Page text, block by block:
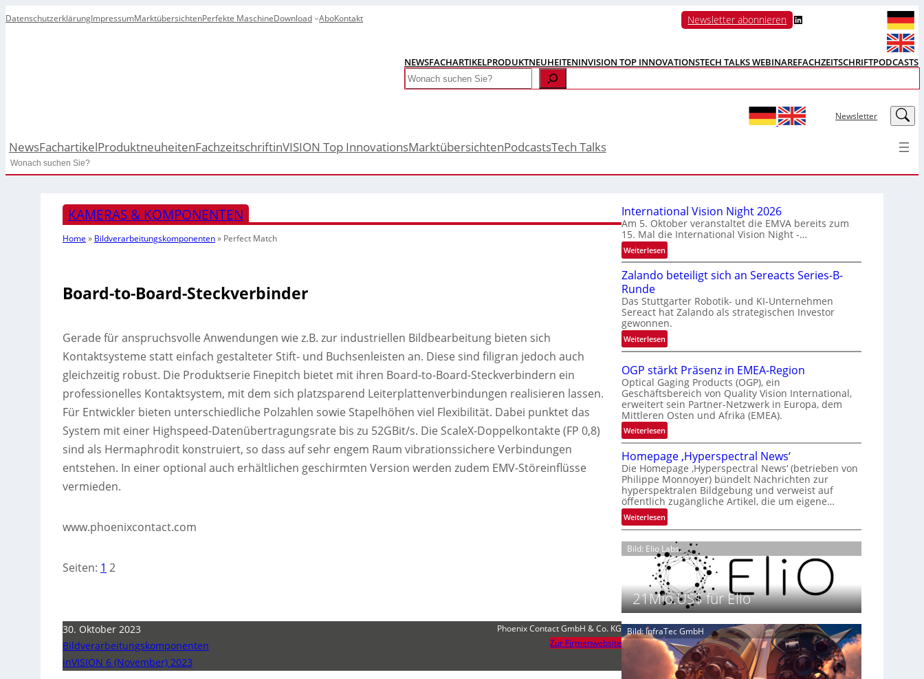
DatenschutzerklärungImpressumMarktübersichtenPerfekte MaschineDownload AboKontakt Newsletter abonnieren LinkedIn
NEWSFACHARTIKELPRODUKTNEUHEITENINVISION TOP INNOVATIONSTECH TALKS WEBINAREFACHZEITSCHRIFTPODCASTS
Search
Newsletter LinkedIn
NewsFachartikelProduktneuheitenFachzeitschriftinVISION Top InnovationsMarktübersichtenPodcastsTech Talks
Search
KAMERAS & KOMPONENTEN
Home » Bildverarbeitungskomponenten» Perfect Match
Board-to-Board-Steckverbinder
Gerade für anspruchsvolle Anwendungen wie z.B. zur industriellen Bildbearbeitung bieten sich
Kontaktsysteme statt einfach gestalteter Stift- und Buchsenleisten an. Diese sind filigran jedoch auch
gleichzeitig robust. Die Produktserie Finepitch bietet mit ihren Board-to-Board-Steckverbindern ein
professionelles Kontaktsystem, mit dem sich platzsparend Leiterplattenverbindungen realisieren lassen.
Für Entwickler bieten unterschiedliche Polzahlen sowie Stapelhöhen viel Flexibilität. Dabei punktet das
System mit einer Highspeed-Datenübertragungsrate bis zu 52GBit/s. Die ScaleX-Doppelkontakte (FP 0,8)
sind als Hermaphrodit konstruiert, so dass auf sehr engem Raum vibrationssichere Verbindungen
entstehen. In einer optional auch erhältlichen geschirmten Version werden zudem EMV-Störeinflüsse
vermieden.
www.phoenixcontact.com
Seiten: 1 2
30. Oktober 2023
Bildverarbeitungskomponenten
inVISION 6 (November) 2023
Phoenix Contact GmbH & Co. KG
Zur Firmenwebsite
International Vision Night 2026
Am 5. Oktober veranstaltet die EMVA bereits zum
15. Mal die International Vision Night -…
Weiterlesen:
I
n
e
r
n
a
t
i
o
n
a
V
i
s
i
o
n
N
i
h
t
2
0
2
6
Zalando beteiligt sich an Sereacts Series-B-
Runde
Das Stuttgarter Robotik- und KI-Unternehmen
Sereact hat Zalando als strategischen Investor
gewonnen.
Weiterlesen:
Z
a
l
a
n
d
o
b
e
t
e
i
l
i
t
s
i
c
h
a
n
S
e
OGP stärkt Präsenz in EMEA-Region
Optical Gaging Products (OGP), ein
Geschäftsbereich von Quality Vision International,
erweitert sein Partner-Netzwerk in Europa, dem
Mittleren Osten und Afrika (EMEA).
Weiterlesen:
O
G
P
s
t
ä
r
t
P
r
ä
s
e
n
z
i
n
Homepage ‚Hyperspectral News‘
Die Homepage ‚Hyperspectral News‘ (betrieben von
Philippe Monnoyer) bündelt Nachrichten zur
hyperspektralen Bildgebung und verweist auf
öffentlich zugängliche Artikel, die um eigene…
Weiterlesen:
H
o
m
e
p
a
g
‚
H
y
p
Bild: Elio Labs.
21Mio.US$ für Elio
Bild: InfraTec GmbH